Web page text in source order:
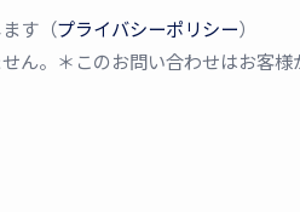
す（プライバシーポリシー）
ん。＊このお問い合わせはお客様